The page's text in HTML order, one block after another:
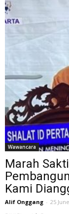
Wawancara
Marah
Kami
Alif Onggang - 25